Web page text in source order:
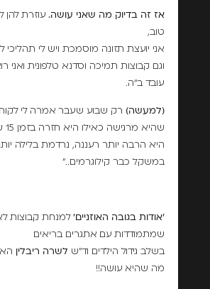
אז זה בדיוק מה שאני עושה.עוזרת להן
טוב,
אני יועצת תזונה מוסמכת ויש לי תהליכי
וגם קבוצות תמיכה וסדנא טלפונית
עובד ב"ה.
(למעשה) רק שבוע שעבר אמרה לי
שהיא מרגישה כאילו היא חזרה בזמן 15 שנה אחורה,
היא הרבה יותר רעננה, נרדמת בלילה
במשקל כבר קילוגרמים.."
'אודות בגובה האוזניים'למנחת קבוצות
שמתמודדות עם אתגרים בריאים
בשלב גידול הילדים וד"ש לשרה ריבלין
מה שהיא עושה!!